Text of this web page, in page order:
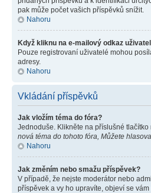
pak může počet vašich příspěvků snížit.
Nahoru
Když kliknu na e-mailový odkaz
Pouze registrovaní uživatelé mohou
adresy.
Nahoru
Vkládání příspěvků
Jak vložím téma do fóra?
Jednoduše. Klikněte na příslušné
nová téma do tohoto fóra, Můžete
Nahoru
Jak změním nebo smažu příspěvek?
V případě, že nejste moderátor nebo
příspěvek a vy ho upravíte, objeví se